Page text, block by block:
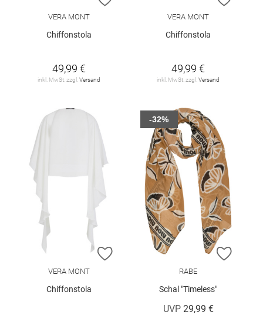
VERA MONT
Chiffonstola
49,99 €
inkl. MwSt. zzgl. Versand
VERA MONT
Chiffonstola
49,99 €
inkl. MwSt. zzgl. Versand
ZUR WUNSCHLISTE HINZUFÜGEN
VERA MONT
Chiffonstola
ZUR
RABE
Schal "Timeless"
UVP 29,99 €
-32%